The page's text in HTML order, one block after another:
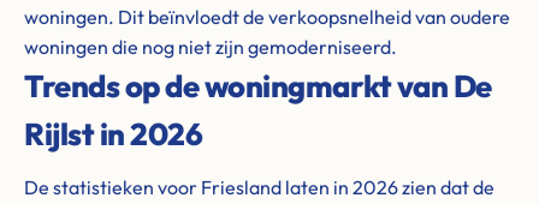
woningen. Dit beïnvloedt de verkoopsnelheid van oudere
woningen die nog niet zijn gemoderniseerd.
Trends op de woningmarkt van De
Rijlst in 2026
De statistieken voor Friesland laten in 2026 zien dat de